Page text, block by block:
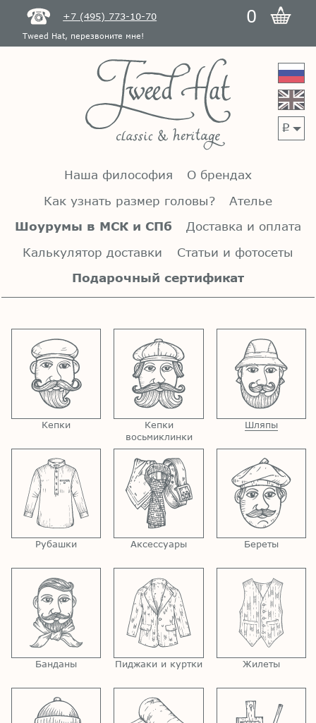
+7 (495) 773-10-70 0
Tweed Hat, перезвоните мне!
p
Наша философия
О брендах
Как узнать размер головы?
Ателье
Шоурумы в МСК и СПб
Доставка и оплата
Калькулятор доставки
Статьи и фотосеты
Подарочный сертификат
Кепки
Кепки
восьмиклинки
Шляпы
Рубашки Аксессуары Береты
Банданы Пиджаки и куртки Жилеты